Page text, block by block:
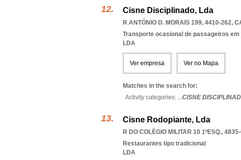
Cisne Disciplinado, Lda
R ANTÓNIO D. MORAIS 199, 4410-262,
Transporte ocasional de passageiros
LDA
Ver empresa Ver no Mapa
Matches in the search for:
Activity categories: ...CISNE
Cisne Rodopiante, Lda
R DO COLÉGIO MILITAR 10 1ºESQ.,
Restaurantes tipo tradicional
LDA